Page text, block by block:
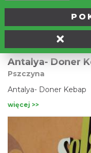
Antalya- Doner
Pszczyna
Antalya- Doner Kebap
więcej >>